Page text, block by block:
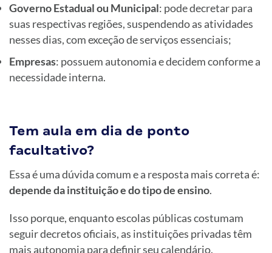
Governo Estadual ou Municipal: pode decretar para
suas respectivas regiões, suspendendo as atividades
nesses dias, com exceção de serviços essenciais;
Empresas: possuem autonomia e decidem conforme a
necessidade interna.
Tem aula em dia de ponto
facultativo?
Essa é uma dúvida comum e a resposta mais correta é:
depende da instituição e do tipo de ensino.
Isso porque, enquanto escolas públicas costumam
seguir decretos oficiais, as instituições privadas têm
mais autonomia para definir seu calendário.